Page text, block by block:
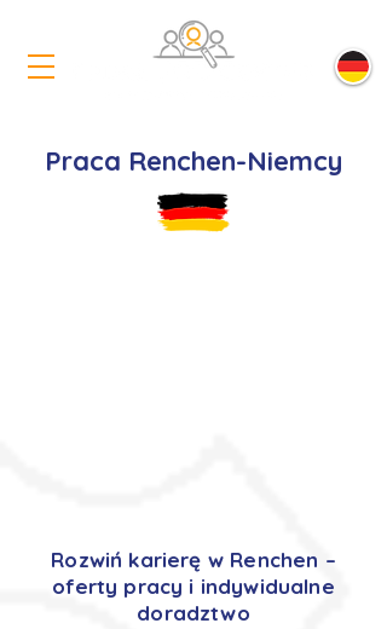
Praca Renchen-Niemcy
Rozwiń karierę w Renchen –
oferty pracy i indywidualne
doradztwo